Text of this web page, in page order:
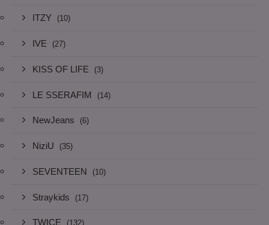
ITZY (10)
IVE (27)
KISS OF LIFE (3)
LE SSERAFIM (14)
NewJeans (6)
NiziU (35)
SEVENTEEN (10)
Straykids (17)
TWICE (132)